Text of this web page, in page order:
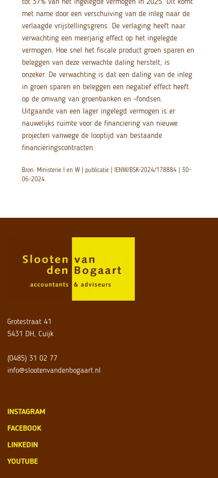
met name door een verschuiving van de inleg naar de
verlaagde vrijstellingsgrens. De verlaging heeft naar
verwachting een meerjarig effect op het ingelegde
vermogen. Hoe snel het fiscale product groen sparen en
beleggen van deze verwachte daling herstelt, is
onzeker. De verwachting is dat een daling van de inleg
in groen sparen en beleggen een negatief effect heeft
op de omvang van groenbanken en -fondsen.
Uitgaande van een lager ingelegd vermogen is er
nauwelijks ruimte voor de financiering van nieuwe
projecten vanwege de looptijd van bestaande
financieringscontracten.
Bron: Ministerie I en W | publicatie | IENW/BSK-2024/178884 | 30-
06-2024
Grotestraat 41
5431 DH, Cuijk
(0485) 31 02 77
info@slootenvandenbogaart.nl
INSTAGRAM
FACEBOOK
LINKEDIN
YOUTUBE